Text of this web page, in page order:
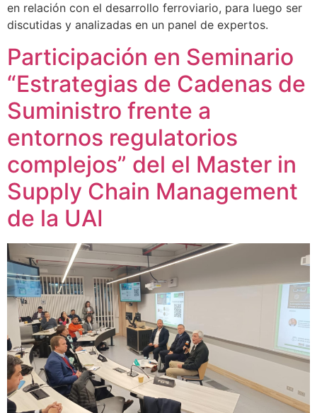
en relación con el desarrollo ferroviario, para luego ser
discutidas y analizadas en un panel de expertos.
Participación en Seminario
“Estrategias de Cadenas de
Suministro frente a
entornos regulatorios
complejos” del el Master in
Supply Chain Management
de la UAI